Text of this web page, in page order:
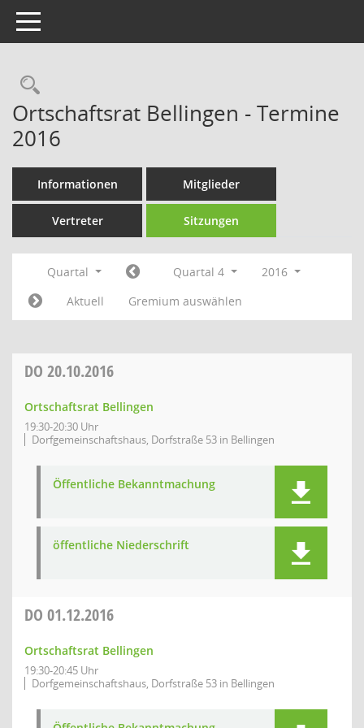
Toggle navigation
Rechercheauswahl
Ortschaftsrat Bellingen - Termine
2016
Informationen Mitglieder
Vertreter Sitzungen
Quartal Quartal 4
2016
Aktuell
Gremium auswählen
DO 20.10.2016
Ortschaftsrat Bellingen
19:30-20:30 Uhr
Dorfgemeinschaftshaus, Dorfstraße 53 in Bellingen
Öffentliche Bekanntmachung
öffentliche Niederschrift
DO 01.12.2016
Ortschaftsrat Bellingen
19:30-20:45 Uhr
Dorfgemeinschaftshaus, Dorfstraße 53 in Bellingen